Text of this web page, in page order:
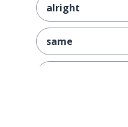
alright
same